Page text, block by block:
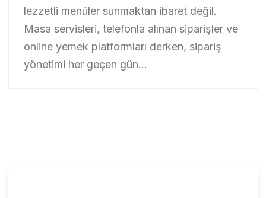
lezzetli menüler sunmaktan ibaret değil.
Masa servisleri, telefonla alınan siparişler ve
online yemek platformları derken, sipariş
yönetimi her geçen gün...